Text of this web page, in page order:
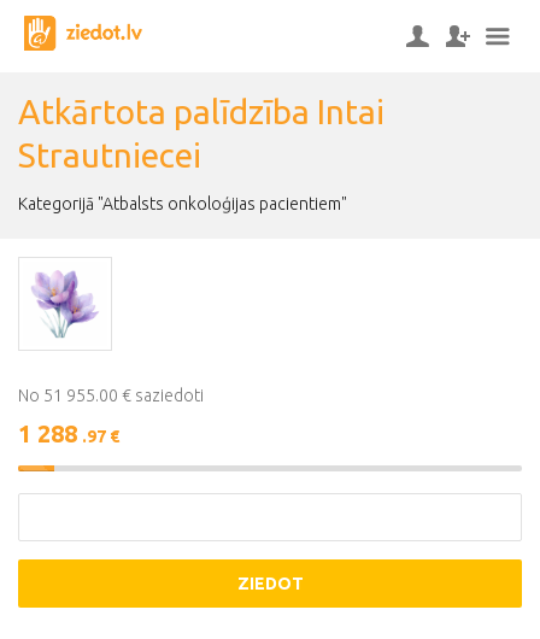
Atkārtota palīdzība Intai
Strautniecei
Kategorijā "Atbalsts onkoloģijas pacientiem"
No 51 955.00 € saziedoti
1 288 .97 €
2%
Complete
ZIEDOT